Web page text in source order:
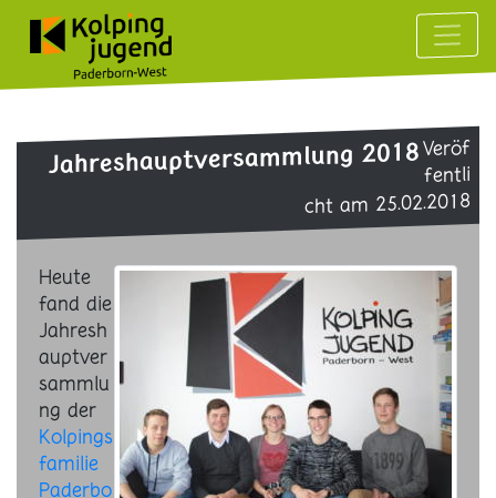
Jahreshauptversammlung 2018Veröf
fentli
cht am 25.02.2018
Heute
fand die
Jahresh
auptver
sammlu
ng der
Kolpings
familie
Paderbo